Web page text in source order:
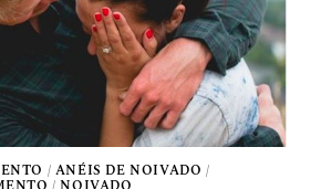
/ ANÉIS DE NOIVADO /